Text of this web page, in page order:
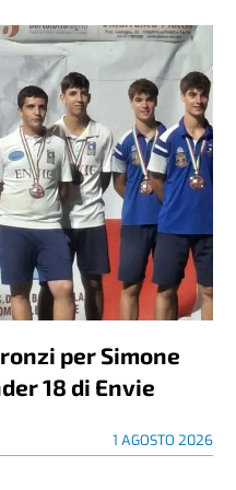
per Simone
18 di Envie
1 AGOSTO 2026